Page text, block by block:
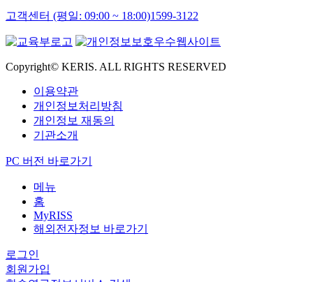
고객센터 (평일: 09:00 ~ 18:00)1599-3122
Copyright© KERIS. ALL RIGHTS RESERVED
이용약관
개인정보처리방침
개인정보 재동의
기관소개
PC 버전 바로가기
메뉴
홈
MyRISS
해외전자정보 바로가기
로그인
회원가입